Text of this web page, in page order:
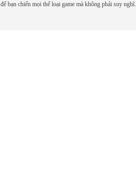
bạn chiến mọi thể loại game mà không phải suy nghĩ.